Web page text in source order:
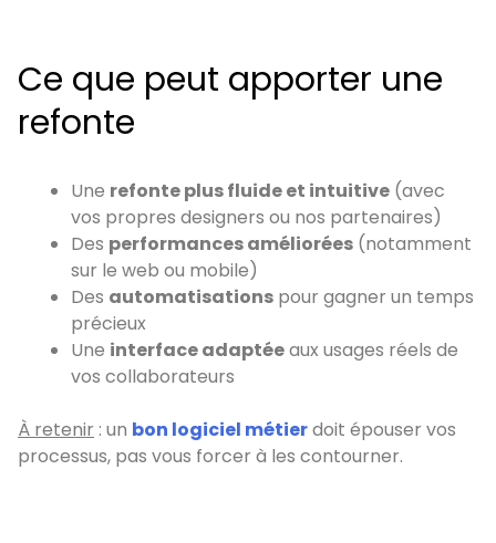
Ce que peut apporter une
refonte
Une refonte plus fluide et intuitive (avec
vos propres designers ou nos partenaires)
Des performances améliorées (notamment
sur le web ou mobile)
Des automatisations pour gagner un temps
précieux
Une interface adaptéeaux usages réels de
vos collaborateurs
À retenir : un bon logiciel métierdoit épouser vos
processus, pas vous forcer à les contourner.